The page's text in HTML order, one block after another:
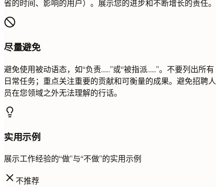
省的时间、影响的用户）。展示您的进步和不断增长的责任。
尽量避免
避免使用被动语态，如“负责……”或“被指派……”。不要列出所有
日常任务；重点关注重要的贡献和可衡量的成果。避免招聘人
员在您领域之外无法理解的行话。
实用示例
展示工作经验的“做”与“不做”的实用示例
不推荐